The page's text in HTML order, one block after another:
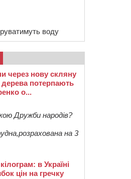
воду
через нову скляну
дерева потерпають
о...
Дружби народів?
на 3
в Україні
цін на гречку